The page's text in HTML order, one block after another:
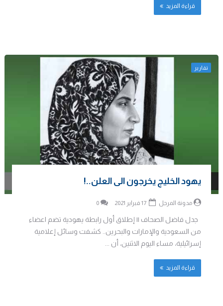
قراءة المزيد
تقارير
يهود الخليج يخرجون الى العلن..!
مدونة المرجل 0
جدل فاضل الصحاف || إطلاق أول رابطة يهودية تضم اعضاء
من السعودية والإمارات والبحرين.. كشفت وسائل إعلامية
إسرائيلية، مساء اليوم الاثنين، أن ...
قراءة المزيد